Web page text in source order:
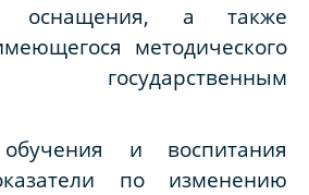
оснащения, а также
методического
государственным
и воспитания
по изменению